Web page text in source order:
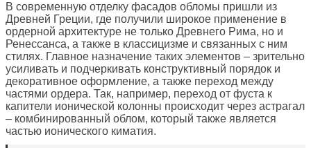
В современную отделку фасадов обломы пришли из
Древней Греции, где получили широкое применение в
ордерной архитектуре не только Древнего Рима, но и
Ренессанса, а также в классицизме и связанных с ним
стилях. Главное назначение таких элементов – зрительно
усиливать и подчеркивать конструктивный порядок и
декоративное оформление, а также переход между
частями ордера. Так, например, переход от фуста к
капители ионической колонны происходит через астрагал
– комбинированный облом, который также является
частью ионического киматия.